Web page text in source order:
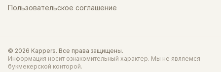
Пользовательское соглашение
© 2026 Kappers. Все права защищены.
Информация носит ознакомительный характер. Мы не являемся
букмекерской конторой.